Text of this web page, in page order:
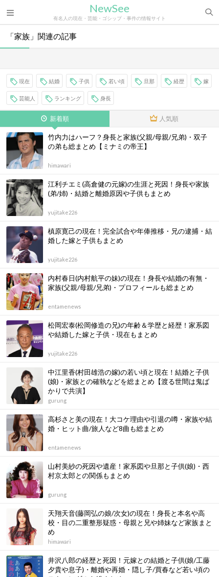
NewSee
有名人の現在・芸能・ゴシップ・事件の情報サイト
「家族」関連の記事
現在 結婚 子供 若い頃 旦那 経歴 嫁
芸能人 ランキング 身長
新着順 人気順
竹内力はハーフ？身長と家族(父親/母親/兄弟)・双子
の弟も総まとめ【ミナミの帝王】
himawari
江利チエミ(高倉健の元嫁)の生涯と死因！身長や家族
(弟/姉)・結婚と離婚原因や子供もまとめ
yujitake226
槙原寛己の現在！完全試合や年俸推移・兄の逮捕・結
婚した嫁と子供もまとめ
yujitake226
内村春日(内村航平の妹)の現在！身長や結婚の有無・
家族(父親/母親/兄弟)・プロフィールも総まとめ
entamenews
松岡宏泰(松岡修造の兄)の年齢＆学歴と経歴！家系図
や結婚した嫁と子供・現在もまとめ
yujitake226
中江里香(村田雄浩の嫁)の若い頃と現在！結婚と子供
(娘)・家族との確執などを総まとめ【渡る世間は鬼ば
かりで共演】
gurung
高杉さと美の現在！大コケ理由や引退の噂・家族や結
婚・ヒット曲/旅人など8曲も総まとめ
entamenews
山村美紗の死因や遺産！家系図や旦那と子供(娘)・西
村京太郎との関係もまとめ
gurung
天翔天音(藤岡弘の娘/次女)の現在！身長と本名や高
校・目の二重整形疑惑・母親と兄や姉妹など家族まと
め
himawari
井沢八郎の経歴と死因！元嫁との結婚と子供(娘/工藤
夕貴や息子)・離婚や再婚・隠し子/買春など若い頃の